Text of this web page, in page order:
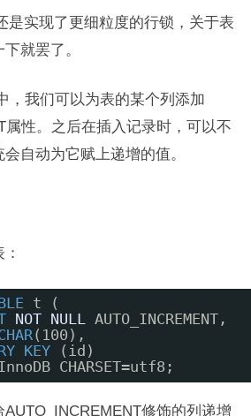
是实现了更细粒度的行锁，关于表
就罢了。
，我们可以为表的某个列添加
属性。之后在插入记录时，可以不
自动为它赋上递增的值。
t (
NOT NULL
AUTO_INCREMENT,
(100),
KEY
(id)
CHARSET=utf8;
修饰的列递增